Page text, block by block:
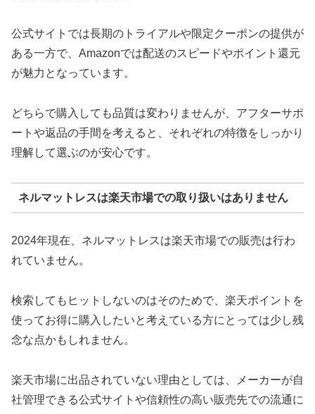
公式サイトでは長期のトライアルや限定クーポンの提供が
ある一方で、Amazonでは配送のスピードやポイント還元
が魅力となっています。
どちらで購入しても品質は変わりませんが、アフターサポ
ートや返品の手間を考えると、それぞれの特徴をしっかり
理解して選ぶのが安心です。
ネルマットレスは楽天市場での取り扱いはありません
2024年現在、ネルマットレスは楽天市場での販売は行わ
れていません。
検索してもヒットしないのはそのためで、楽天ポイントを
使ってお得に購入したいと考えている方にとっては少し残
念な点かもしれません。
楽天市場に出品されていない理由としては、メーカーが自
社管理できる公式サイトや信頼性の高い販売先での流通に